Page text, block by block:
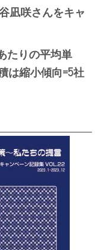
凪咲さんをキャ
たりの平均単
は縮小傾向=5社